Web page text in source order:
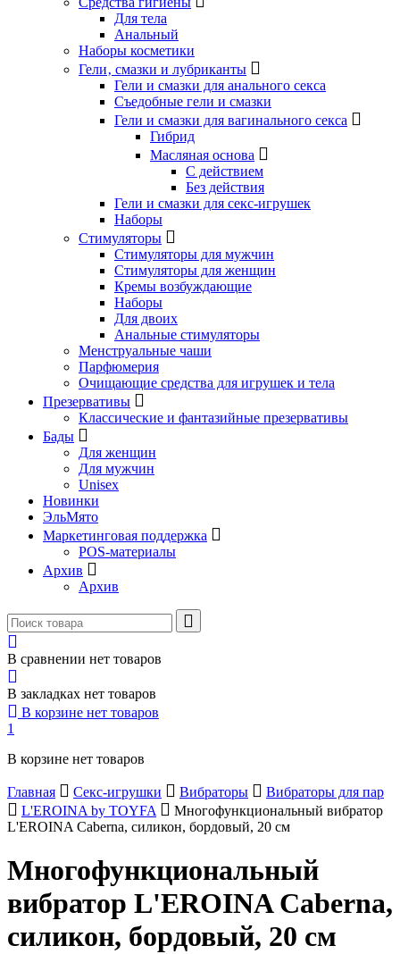
Для тела
Анальный
Наборы косметики
Гели‚ смазки и лубриканты
Гели и смазки для анального секса
Съедобные гели и смазки
Гели и смазки для вагинального секса
Гибрид
Масляная основа
С действием
Без действия
Гели и смазки для секс-игрушек
Наборы
Стимуляторы
Стимуляторы для мужчин
Стимуляторы для женщин
Кремы возбуждающие
Наборы
Для двоих
Анальные стимуляторы
Менструальные чаши
Парфюмерия
Очищающие средства для игрушек и тела
Презервативы
Классические и фантазийные презервативы
Бады
Для женщин
Для мужчин
Unisex
Новинки
ЭльМято
Маркетинговая поддержка
POS-материалы
Архив
Архив
В сравнении нет товаров
В закладках нет товаров
В корзине нет товаров
1
В корзине нет товаров
Главная Секс-игрушки Вибраторы
Вибраторы для пар
L'EROINA by TOYFA
Многофункциональный вибратор
L'EROINA Caberna, силикон, бордовый, 20 см
Многофункциональный
вибратор L'EROINA Caberna,
силикон, бордовый, 20 см